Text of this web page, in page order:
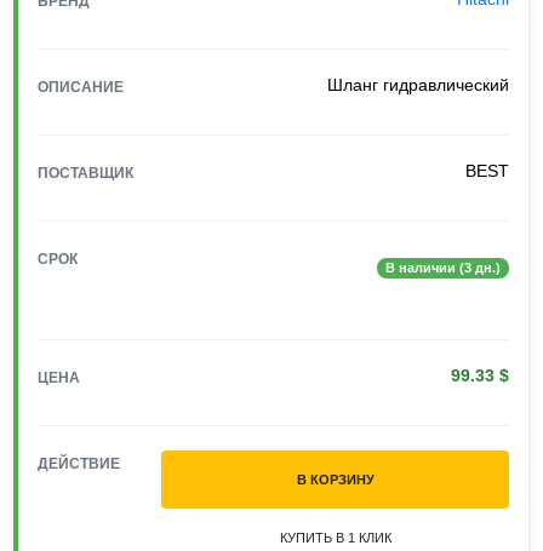
ОПИСАНИЕ Шланг гидравлический
ПОСТАВЩИК BEST
СРОК В наличии (3 дн.)
ЦЕНА 99.33 $
ДЕЙСТВИЕ
В КОРЗИНУ
КУПИТЬ В 1 КЛИК